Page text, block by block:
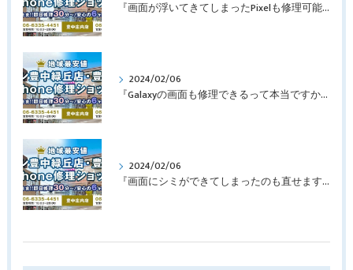
『画面が浮いてきてしまったPixelも修理可能？』淀川区西三国よりバッテリー交換でご来店♪【Google Pixel5】
2024/02/06
『Galaxyの画面も修理できるって本当ですか？』豊中市服部本町より画面修理でご来店♪【Galaxy Note10+】
2024/02/06
『画面にシミができてしまったのも直せますか？』豊中市南桜塚より画面修理でご来店♪【iPhone11Pro】